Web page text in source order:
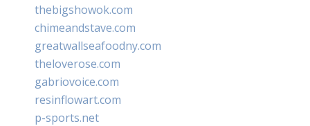
thebigshowok.com
chimeandstave.com
greatwallseafoodny.com
theloverose.com
gabriovoice.com
resinflowart.com
p-sports.net